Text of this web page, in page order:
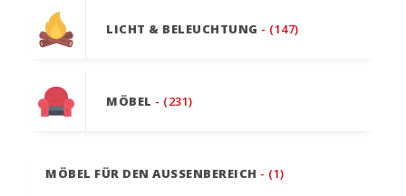
LICHT & BELEUCHTUNG - (147)
MÖBEL - (231)
MÖBEL FÜR DEN AUSSENBEREICH - (1)